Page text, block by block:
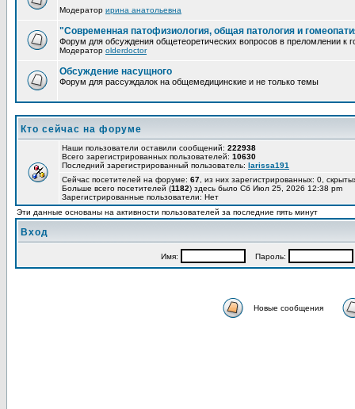
Модератор ирина анатольевна
"Современная патофизиология, общая патология и
Форум для обсуждения общетеоретических вопросов в преломлении к
Модератор olderdoctor
Обсуждение насущного
Форум для рассуждалок на общемедицинские и не только темы
Кто сейчас на форуме
Наши пользователи оставили сообщений: 222938
Всего зарегистрированных пользователей: 10630
Последний зарегистрированный пользователь: larissa191
Сейчас посетителей на форуме: 67 , из них зарегистрированных: 0,
Больше всего посетителей (1182) здесь было Сб Июл 25, 2026 12:38 pm
Зарегистрированные пользователи: Нет
Эти данные основаны на активности пользователей за последние пять минут
Вход
Имя: Пароль:
Новые сообщения